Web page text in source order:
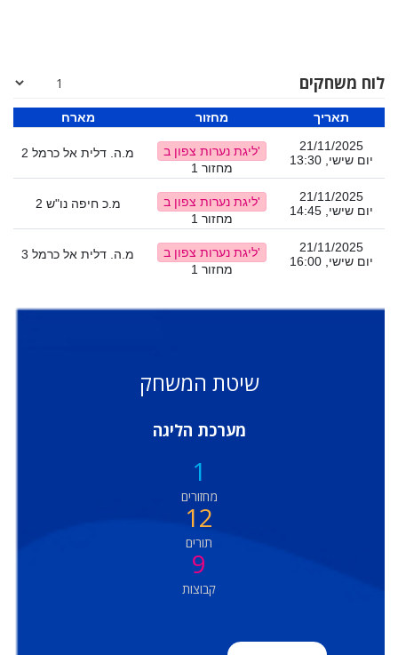
לוח משחקים
מארח מחזור תאריך
מ.ה. דלית אל כרמל 2
ליגת נערות צפון ב'
מחזור 1
21/11/2025
יום שישי, 13:30
מ.כ חיפה נו"ש 2
ליגת נערות צפון ב'
מחזור 1
21/11/2025
יום שישי, 14:45
מ.ה. דלית אל כרמל 3
ליגת נערות צפון ב'
מחזור 1
21/11/2025
יום שישי, 16:00
שיטת המשחק
מערכת הליגה
1
מחזורים
12
תורים
9
קבוצות